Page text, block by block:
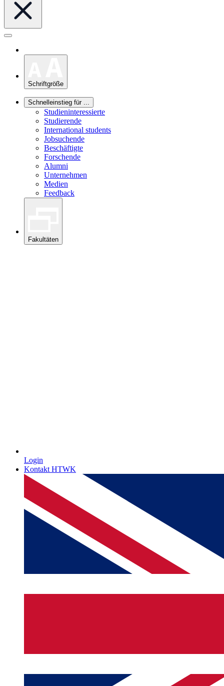
Schriftgröße
Schnelleinstieg für ...
Studieninteressierte
Studierende
International students
Jobsuchende
Beschäftigte
Forschende
Alumni
Unternehmen
Medien
Feedback
Fakultäten
Login
Kontakt HTWK